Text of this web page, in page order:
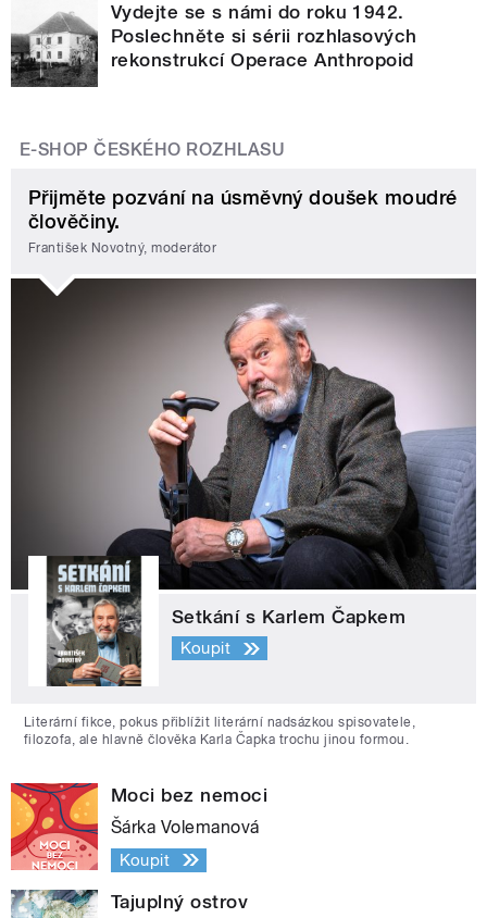
Vydejte se s námi do roku 1942.
Poslechněte si sérii rozhlasových
rekonstrukcí Operace Anthropoid
E-SHOP ČESKÉHO ROZHLASU
Přijměte pozvání na úsměvný doušek moudré
člověčiny.
František Novotný, moderátor
Setkání s Karlem Čapkem
Koupit
Literární fikce, pokus přiblížit literární nadsázkou spisovatele,
filozofa, ale hlavně člověka Karla Čapka trochu jinou formou.
Moci bez nemoci
Šárka Volemanová
Koupit
Tajuplný ostrov